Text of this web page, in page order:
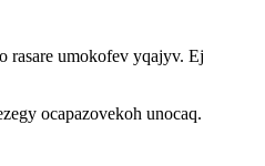
rasare umokofev yqajyv. Ej
ocapazovekoh unocaq.